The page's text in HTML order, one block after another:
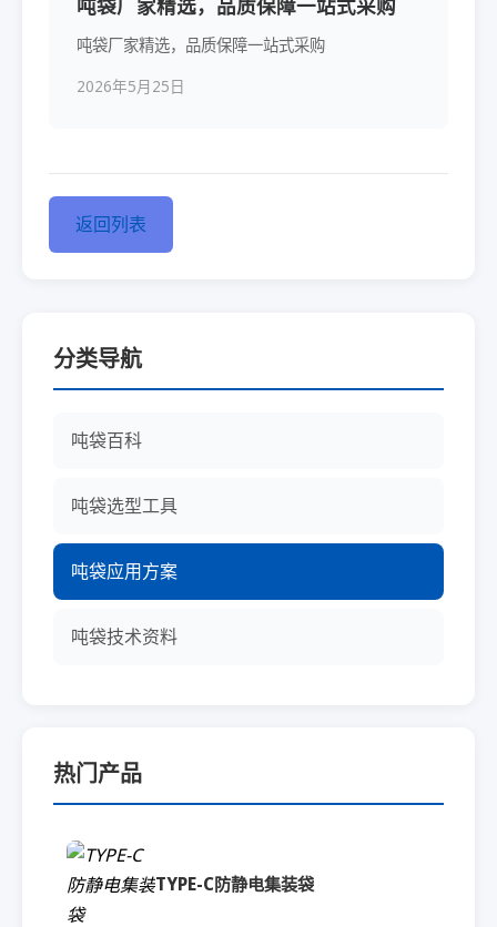
吨袋厂家精选，品质保障一站式采购
2026年5月25日
返回列表
分类导航
吨袋百科
吨袋选型工具
吨袋应用方案
吨袋技术资料
热门产品
TYPE-C防静电集装袋